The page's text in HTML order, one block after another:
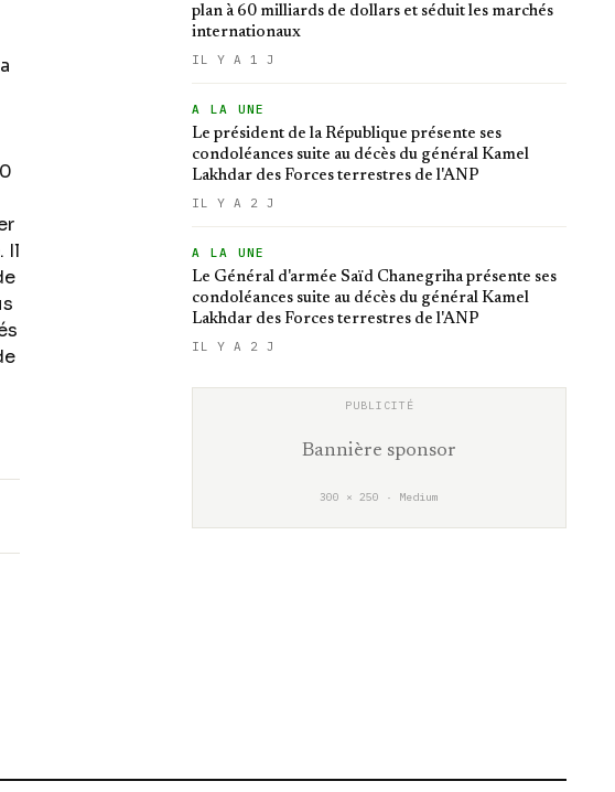
Il
plan à 60 milliards de dollars et séduit les marchés
internationaux
IL Y A 1 J
A LA UNE
Le président de la République présente ses
condoléances suite au décès du général Kamel
Lakhdar des Forces terrestres de l'ANP
IL Y A 2 J
A LA UNE
Le Général d'armée Saïd Chanegriha présente ses
condoléances suite au décès du général Kamel
Lakhdar des Forces terrestres de l'ANP
IL Y A 2 J
Bannière sponsor
300 × 250 · Medium